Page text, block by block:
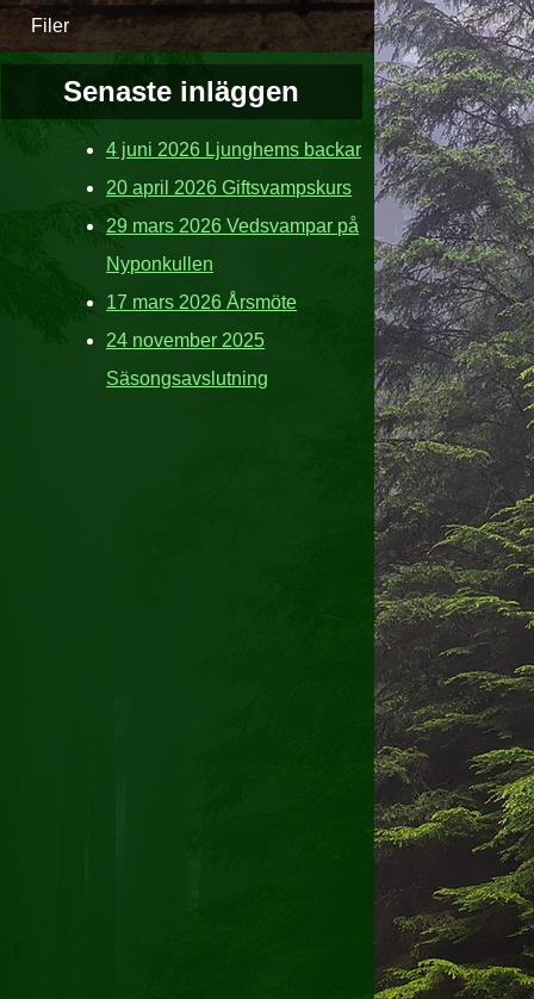
Filer
Senaste inläggen
4 juni 2026 Ljunghems backar
20 april 2026 Giftsvampskurs
29 mars 2026 Vedsvampar på
Nyponkullen
17 mars 2026 Årsmöte
24 november 2025
Säsongsavslutning